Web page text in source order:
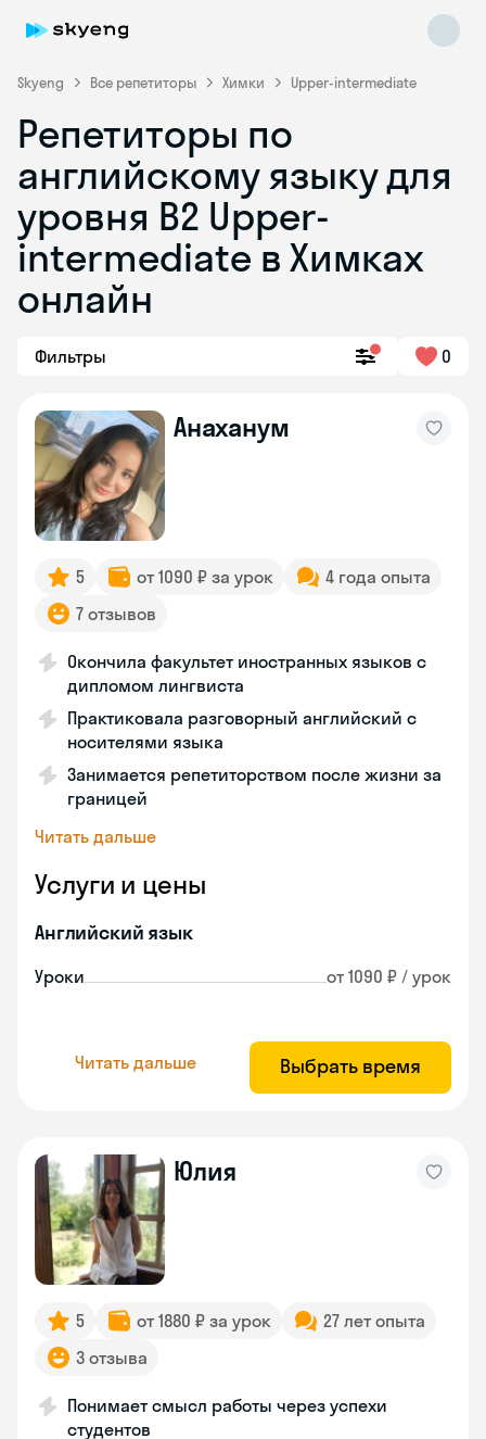
Skyeng Все репетиторы Химки Upper-intermediate
Репетиторы по
английскому языку для
уровня B2 Upper-
intermediate в Химках
онлайн
Фильтры 0
Анаханум
5 от 1090 ₽ за урок
4 года опыта
7 отзывов
Окончила факультет иностранных языков с
дипломом лингвиста
Практиковала разговорный английский с
носителями языка
Занимается репетиторством после жизни за
границей
Читать дальше
Услуги и цены
Английский язык
Уроки от 1090 ₽ / урок
Читать дальше Выбрать время
Юлия
5 от 1880 ₽ за урок
27 лет опыта
3 отзыва
Понимает смысл работы через успехи
студентов
Skyeng Chat
online